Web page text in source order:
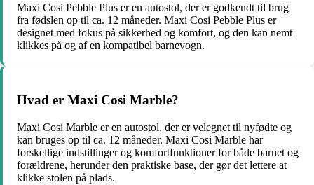
Maxi Cosi Pebble Plus er en autostol, der er godkendt til brug
fra fødslen op til ca. 12 måneder. Maxi Cosi Pebble Plus er
designet med fokus på sikkerhed og komfort, og den kan nemt
klikkes på og af en kompatibel barnevogn.
Hvad er Maxi Cosi Marble?
Maxi Cosi Marble er en autostol, der er velegnet til nyfødte og
kan bruges op til ca. 12 måneder. Maxi Cosi Marble har
forskellige indstillinger og komfortfunktioner for både barnet og
forældrene, herunder den praktiske base, der gør det lettere at
klikke stolen på plads.